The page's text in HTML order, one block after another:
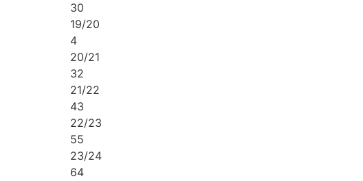
30
19/20
4
20/21
32
21/22
43
22/23
55
23/24
64